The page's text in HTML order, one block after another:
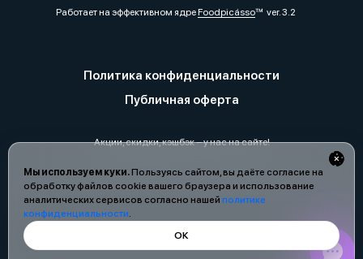
Мы используем куки.Пользуясь сайтом, вы даёте согласие на
обработку файлов cookie вашего браузера и использование
аналитических сервисов согласно нашей политике
конфиденциальности.
ОК
Работает на эффективном ядреFoodpicássover. 3.2
Политика конфиденциальности
Публичная оферта
Акции, скидки, кэшбэк − у нас на сайте!